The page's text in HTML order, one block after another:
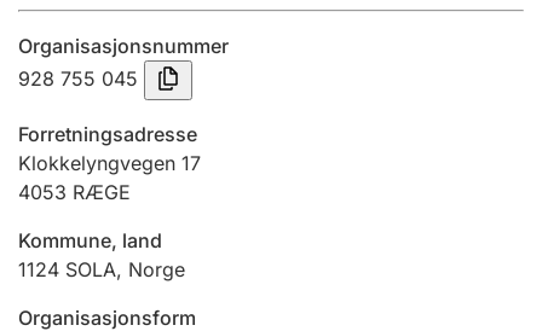
Innsending og forseinkingsgebyr
Jeger
Ektepaktrettleiaren
Organisasjonsnummer
928 755 045
Forretningsadresse
Klokkelyngvegen 17
4053 RÆGE
Kommune, land
1124 SOLA, Norge
Organisasjonsform